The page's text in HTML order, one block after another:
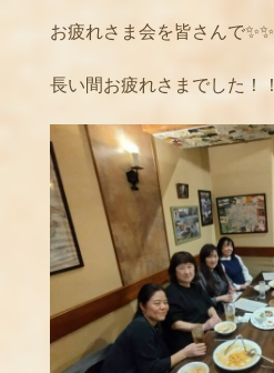
お疲れさま会を皆さんで✨✨
長い間お疲れさまでした！！